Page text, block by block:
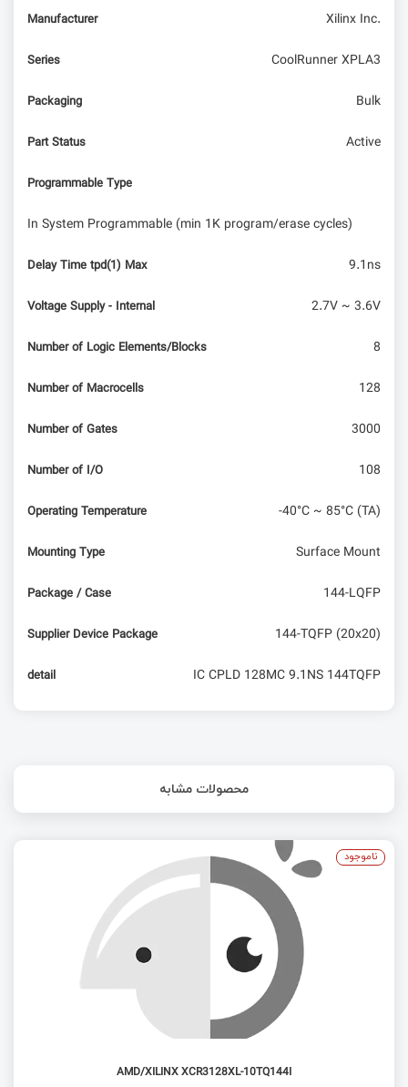
Manufacturer Xilinx Inc.
Series CoolRunner XPLA3
Packaging Bulk
Part Status Active
Programmable Type
In System Programmable (min 1K program/erase cycles)
Delay Time tpd(1) Max 9.1ns
Voltage Supply - Internal 2.7V ~ 3.6V
Number of Logic Elements/Blocks 8
Number of Macrocells 128
Number of Gates 3000
Number of I/O 108
Operating Temperature -40°C ~ 85°C (TA)
Mounting Type Surface Mount
Package / Case 144-LQFP
Supplier Device Package 144-TQFP (20x20)
detail IC CPLD 128MC 9.1NS 144TQFP
محصولات مشابه
AMD/XILINX XCR3128XL-10TQ144I
ناموجود